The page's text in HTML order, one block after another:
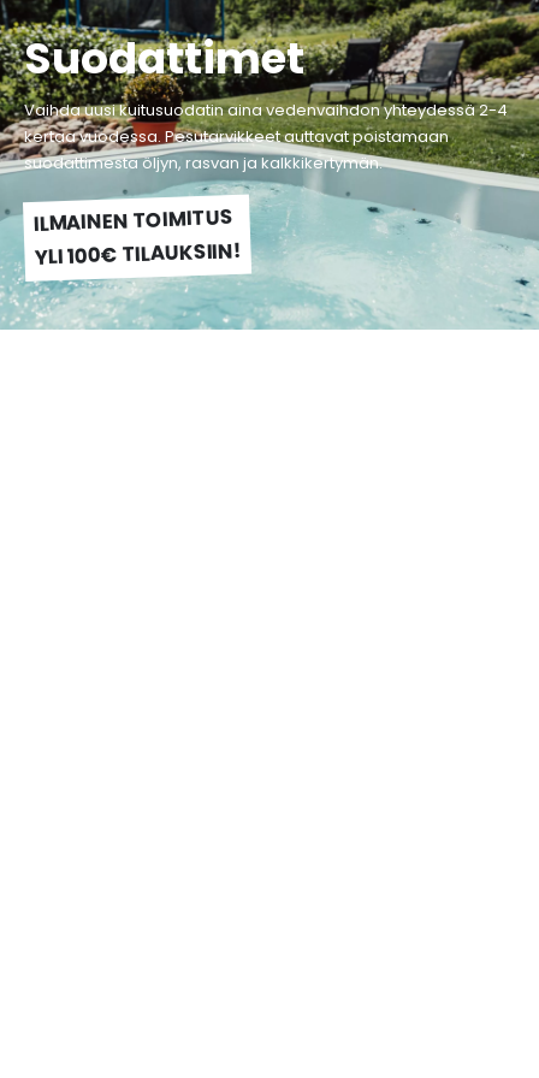
Suodattimet
Vaihda uusi kuitusuodatin aina vedenvaihdon yhteydessä 2-4
kertaa vuodessa. Pesutarvikkeet auttavat poistamaan
suodattimesta öljyn, rasvan ja kalkkikertymän.
ILMAINEN TOIMITUS
YLI 100€ TILAUKSIIN!